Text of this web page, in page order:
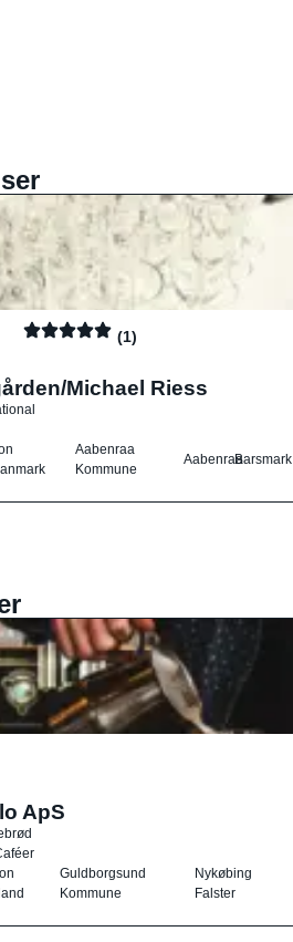
(1)
Michael Riess
Aabenraa
Kommune
AabenraaBarsmark
ApS
Guldborgsund
Kommune
Nykøbing
Falster